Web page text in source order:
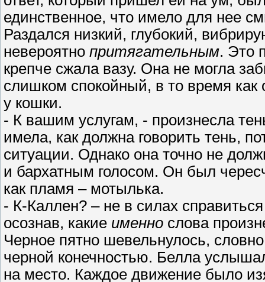
единственное, что имело для нее
Раздался низкий, глубокий,
невероятно притягательным. Это
крепче сжала вазу. Она не могла
слишком спокойный, в то время
у кошки.
- К вашим услугам, - произнесла
имела, как должна говорить тень,
ситуации. Однако она точно не
и бархатным голосом. Он был
как пламя – мотылька.
- К-Каллен? – не в силах
осознав, какие именно слова
Черное пятно шевельнулось,
черной конечностью. Белла
на место. Каждое движение было